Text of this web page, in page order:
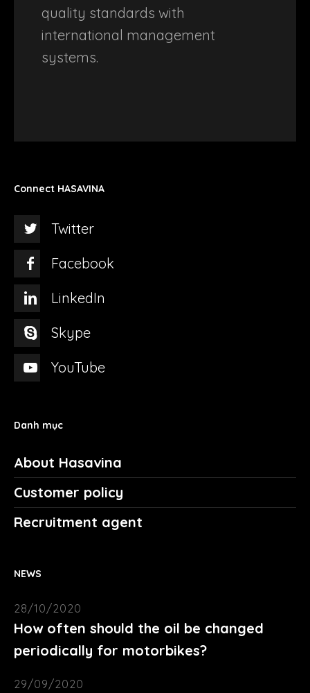
quality standards with
international management
systems.
Connect HASAVINA
Twitter
Facebook
LinkedIn
Skype
YouTube
Danh mục
About Hasavina
Customer policy
Recruitment agent
NEWS
28/10/2020
How often should the oil be changed
periodically for motorbikes?
29/09/2020